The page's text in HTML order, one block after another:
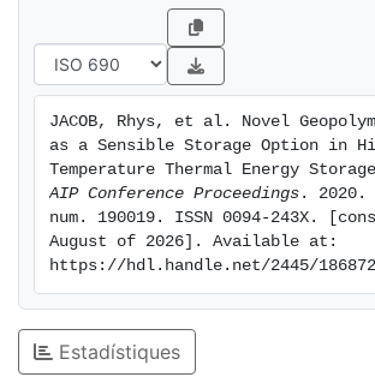
JACOB, Rhys, et al. Novel
as a Sensible Storage Option in
AIP Conference Proceedings . 2020.
num. 190019. ISSN 0094-243X.
August of 2026]. Available at:
https://hdl.handle.net/2445/186872
Estadístiques